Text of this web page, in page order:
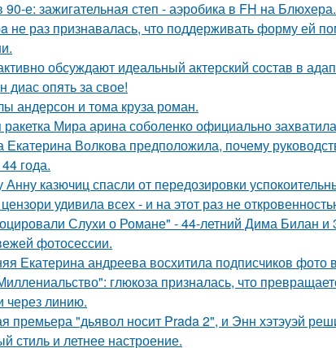
90-е: зажигательная степ - аэробика в FH на Блюхера.
не раз признавалась, что поддерживать форму ей
обсуждают идеальный актерский состав в
диас опять за свое!
андерсон и тома круза роман.
Мира арина соболенко официально
Екатерина Волкова предположила, почему
года.
Анну казючиц спасли от передозировки
удивила всех - и на этот раз не
Слухи о Романе" - 44-летний Дима Билан и
фотосессии.
Екатерина андреева восхитила подписчиков фото
глюкоза призналась, что
через линию.
премьера "дьявол носит Prada 2", и Энн хэтэуэй
стиль и летнее настроение.